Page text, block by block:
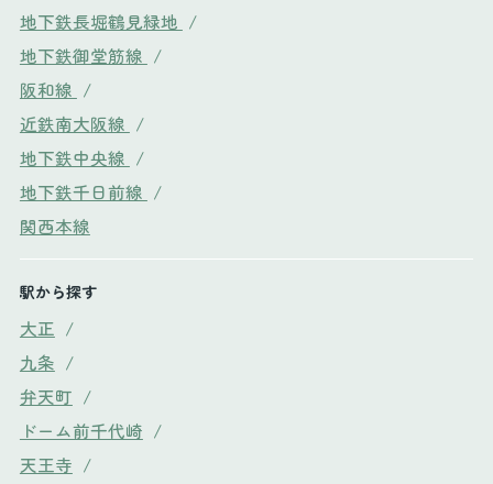
地下鉄長堀鶴見緑地 /
地下鉄御堂筋線 /
阪和線 /
近鉄南大阪線 /
地下鉄中央線 /
地下鉄千日前線 /
関西本線
駅から探す
大正 /
九条 /
弁天町 /
ドーム前千代崎 /
天王寺 /